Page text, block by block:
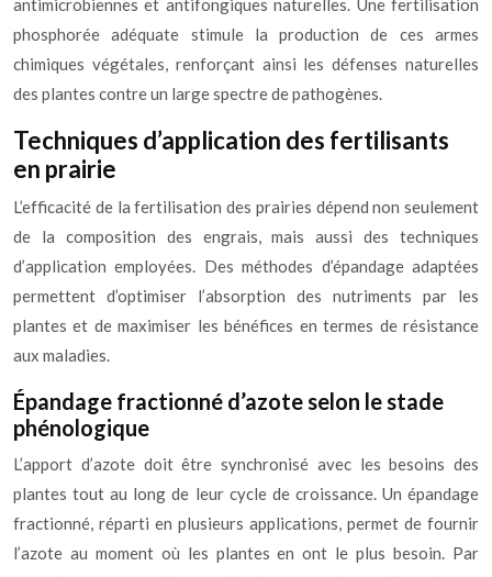
phosphorée adéquate stimule la production de ces armes
chimiques végétales, renforçant ainsi les défenses naturelles
des plantes contre un large spectre de pathogènes.
Techniques d’application des fertilisants
en prairie
L’efficacité de la fertilisation des prairies dépend non seulement
de la composition des engrais, mais aussi des techniques
d’application employées. Des méthodes d’épandage adaptées
permettent d’optimiser l’absorption des nutriments par les
plantes et de maximiser les bénéfices en termes de résistance
aux maladies.
Épandage fractionné d’azote selon le stade
phénologique
L’apport d’azote doit être synchronisé avec les besoins des
plantes tout au long de leur cycle de croissance. Un épandage
fractionné, réparti en plusieurs applications, permet de fournir
l’azote au moment où les plantes en ont le plus besoin. Par